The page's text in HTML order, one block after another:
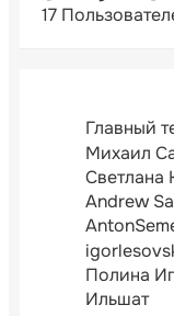
17
Главный
Михаил
Светлана
Andrew
Полина
Ильшат